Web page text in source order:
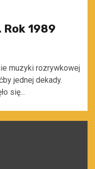
Rok 1989
muzyki rozrywkowej
jednej dekady.
się...